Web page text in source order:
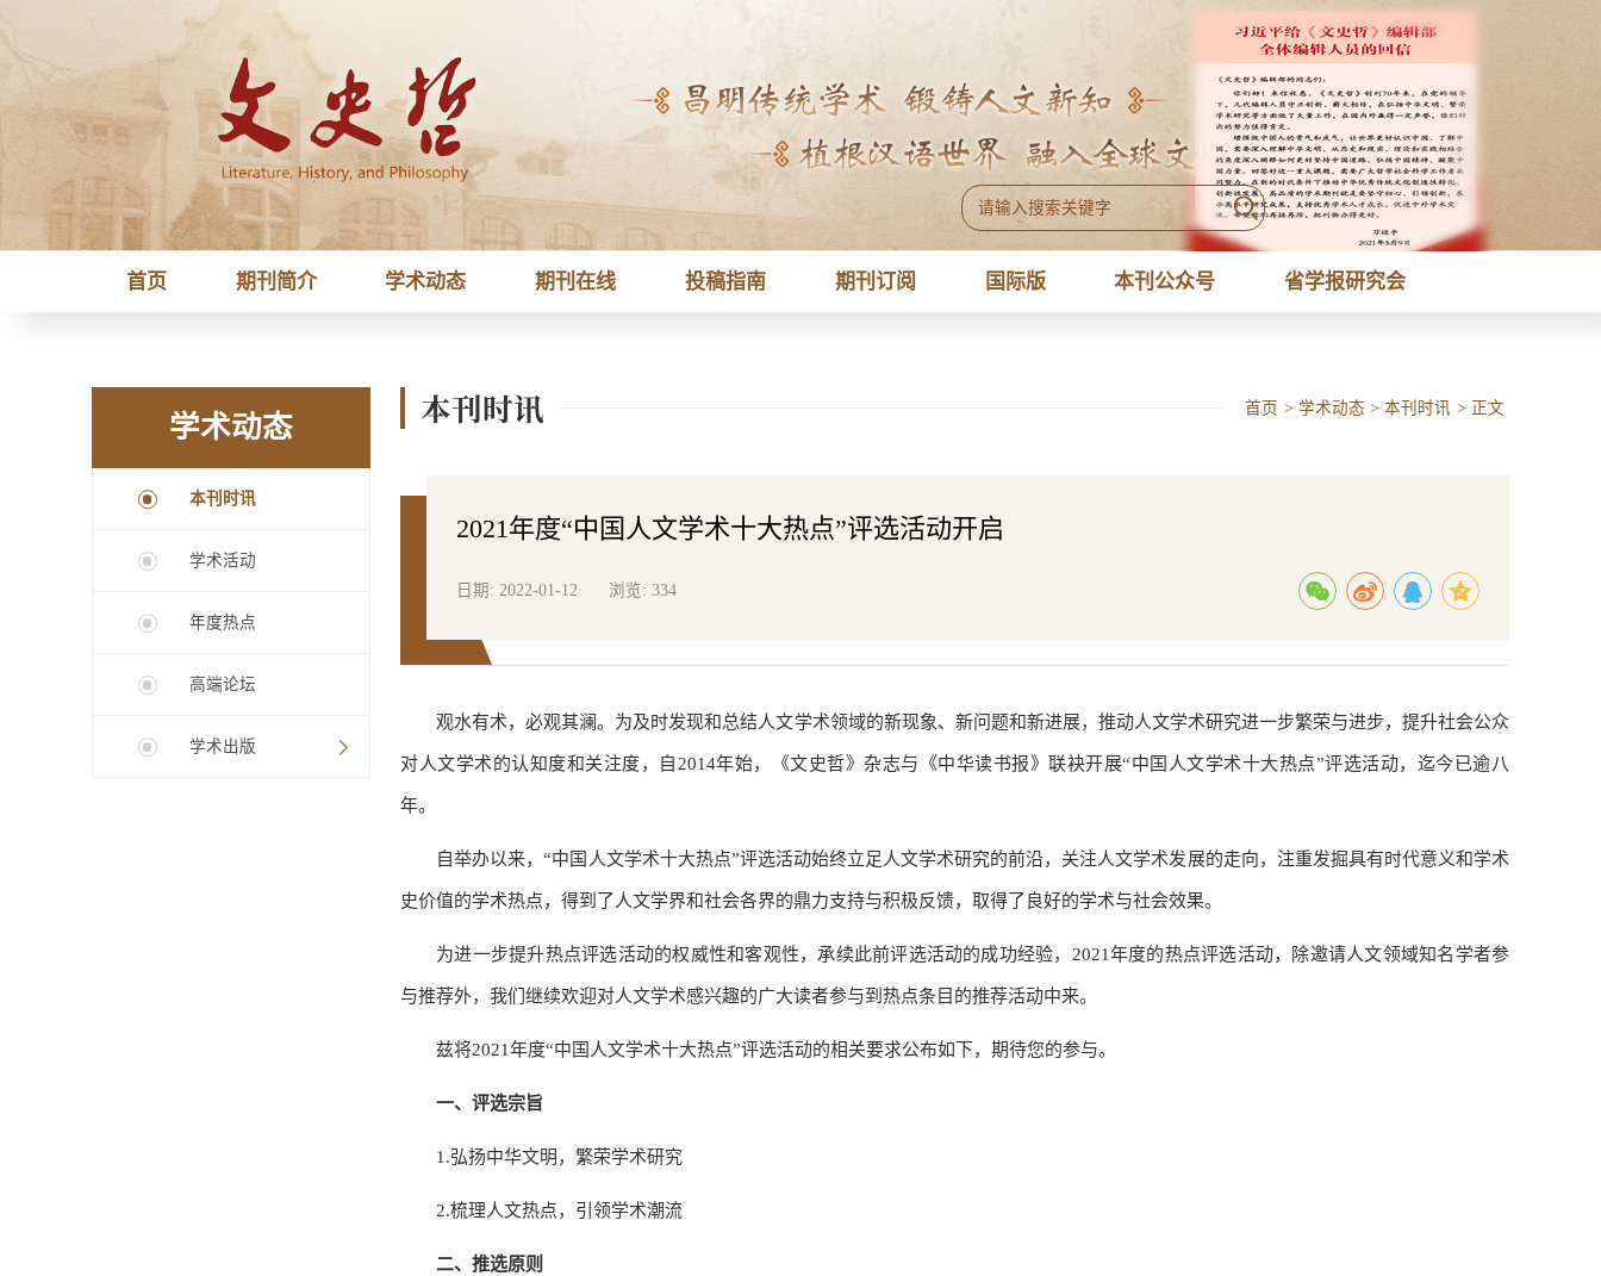
首页 期刊简介 学术动态 期刊在线 投稿指南 期刊订阅 国际版 本刊公众号 省学报研究会
学术动态
本刊时讯
学术活动
年度热点
高端论坛
学术出版
首页 > 学术动态 > 本刊时讯 > 正文
本刊时讯
2021年度“中国人文学术十大热点”评选活动开启
日期: 2022-01-12 浏览: 334
观水有术，必观其澜。为及时发现和总结人文学术领域的新现象、新问题和新进展，推动人文学术研究进一步繁荣与进步，提升社会公众
对人文学术的认知度和关注度，自2014年始，《文史哲》杂志与《中华读书报》联袂开展“中国人文学术十大热点”评选活动，迄今已逾八
年。
自举办以来，“中国人文学术十大热点”评选活动始终立足人文学术研究的前沿，关注人文学术发展的走向，注重发掘具有时代意义和学术
史价值的学术热点，得到了人文学界和社会各界的鼎力支持与积极反馈，取得了良好的学术与社会效果。
为进一步提升热点评选活动的权威性和客观性，承续此前评选活动的成功经验，2021年度的热点评选活动，除邀请人文领域知名学者参
与推荐外，我们继续欢迎对人文学术感兴趣的广大读者参与到热点条目的推荐活动中来。
兹将2021年度“中国人文学术十大热点”评选活动的相关要求公布如下，期待您的参与。
一、评选宗旨
1.弘扬中华文明，繁荣学术研究
2.梳理人文热点，引领学术潮流
二、推选原则